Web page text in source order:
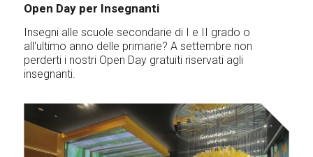
Open Day per Insegnanti
Insegni alle scuole secondarie di I e II grado o
all'ultimo anno delle primarie? A settembre non
perderti i nostri Open Day gratuiti riservati agli
insegnanti.